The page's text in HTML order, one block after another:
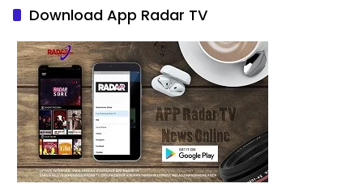
Download App Radar TV